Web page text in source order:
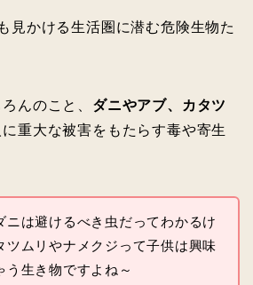
見かける生活圏に潜む危険生物た
んのこと、 ダニやアブ、カタツ
に重大な被害をもたらす毒や寄生
ニは避けるべき虫だってわかるけ
ツムリやナメクジって子供は興味
う生き物ですよね～